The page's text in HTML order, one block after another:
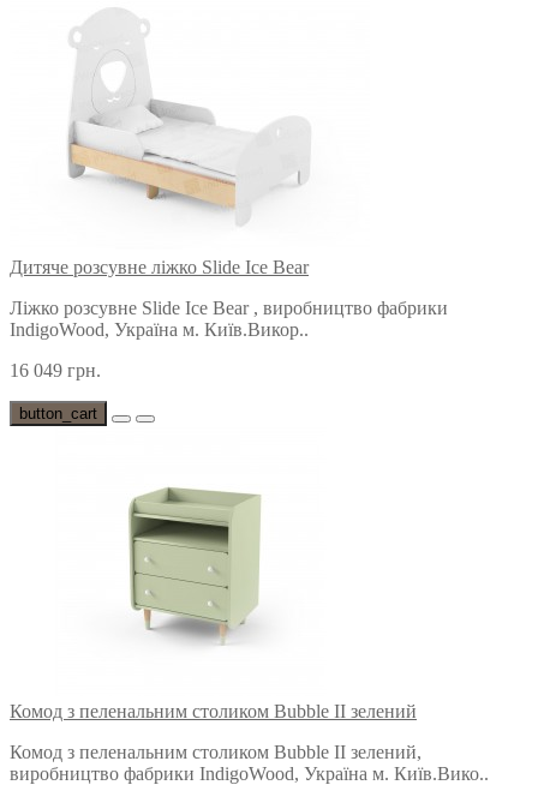
Дитяче розсувне ліжко Slide Ice Bear
Ліжко розсувне Slide Ice Bear , виробництво фабрики
IndigoWood, Україна м. Київ.Викор..
16 049 грн.
button_cart
Комод з пеленальним столиком Bubble II зелений
Комод з пеленальним столиком Bubble II зелений,
виробництво фабрики IndigoWood, Україна м. Київ.Вико..